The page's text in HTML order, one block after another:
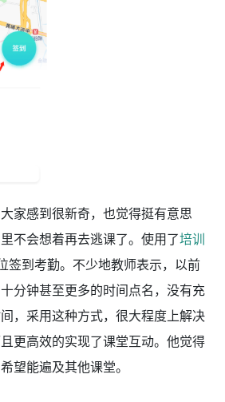
家感到很新奇，也觉得挺有意思
不会想着再去逃课了。使用了培训
签到考勤。不少地教师表示，以前
分钟甚至更多的时间点名，没有充
，采用这种方式，很大程度上解决
更高效的实现了课堂互动。他觉得
望能遍及其他课堂。